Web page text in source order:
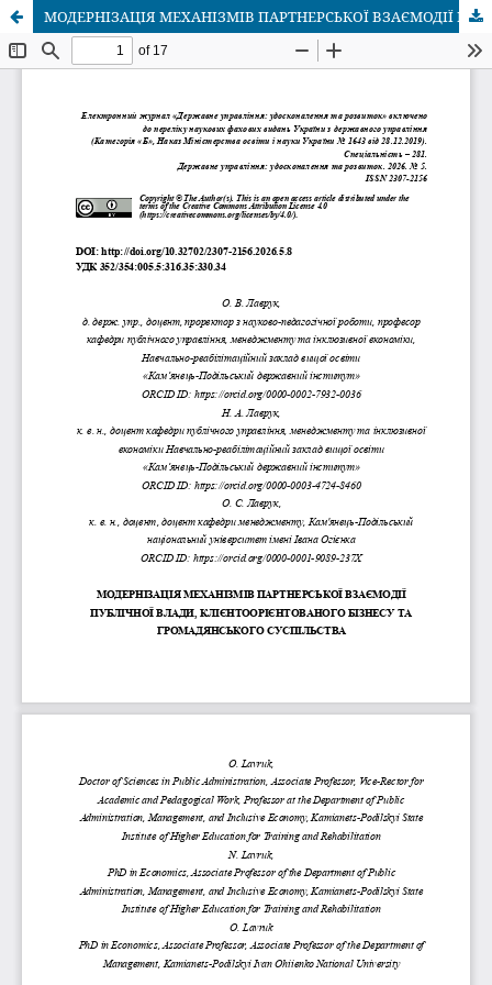
МОДЕРНІЗАЦІЯ МЕХАНІЗМІВ ПАРТНЕРСЬКОЇ ВЗАЄМОДІЇ ПУБЛІЧНОЇ ВЛАДИ, КЛІЄНТООРІЄНТОВАНОГО БІЗНЕСУ ТА ГРОМАДЯНСЬКОГО СУСПІЛЬСТВА